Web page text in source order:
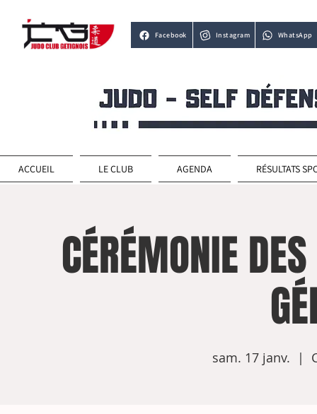
Facebook Instagram WhatsApp
ACCUEIL LE CLUB AGENDA RÉSULTATS
CÉRÉMONIE
sam. 17 janv.
  |